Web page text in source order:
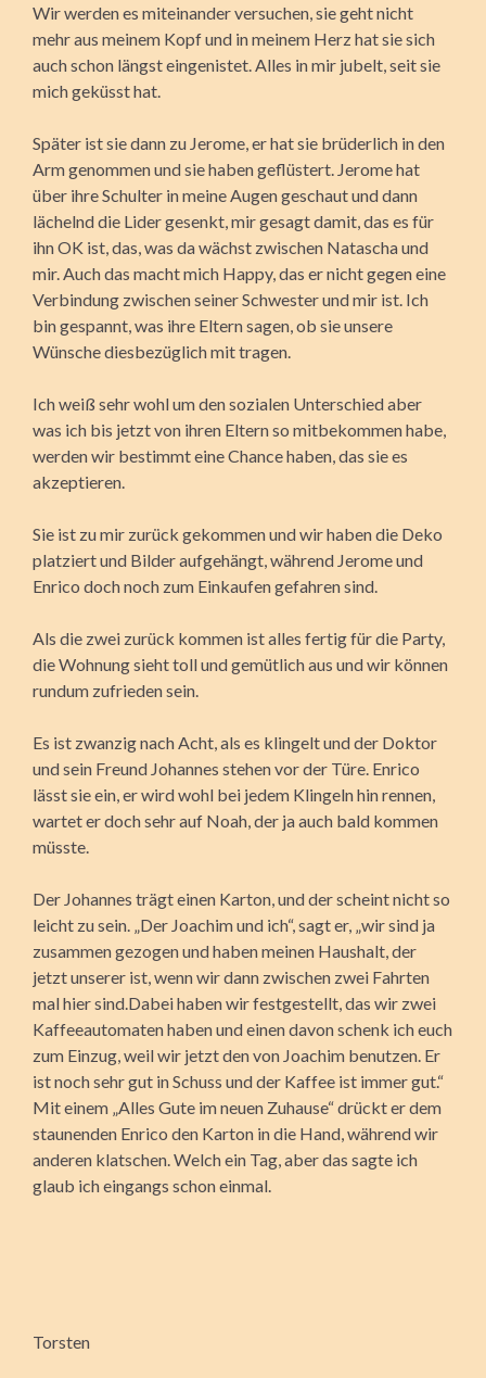
Wir werden es miteinander versuchen, sie geht nicht
mehr aus meinem Kopf und in meinem Herz hat sie sich
auch schon längst eingenistet. Alles in mir jubelt, seit sie
mich geküsst hat.
Später ist sie dann zu Jerome, er hat sie brüderlich in den
Arm genommen und sie haben geflüstert. Jerome hat
über ihre Schulter in meine Augen geschaut und dann
lächelnd die Lider gesenkt, mir gesagt damit, das es für
ihn OK ist, das, was da wächst zwischen Natascha und
mir. Auch das macht mich Happy, das er nicht gegen eine
Verbindung zwischen seiner Schwester und mir ist. Ich
bin gespannt, was ihre Eltern sagen, ob sie unsere
Wünsche diesbezüglich mit tragen.
Ich weiß sehr wohl um den sozialen Unterschied aber
was ich bis jetzt von ihren Eltern so mitbekommen habe,
werden wir bestimmt eine Chance haben, das sie es
akzeptieren.
Sie ist zu mir zurück gekommen und wir haben die Deko
platziert und Bilder aufgehängt, während Jerome und
Enrico doch noch zum Einkaufen gefahren sind.
Als die zwei zurück kommen ist alles fertig für die Party,
die Wohnung sieht toll und gemütlich aus und wir können
rundum zufrieden sein.
Es ist zwanzig nach Acht, als es klingelt und der Doktor
und sein Freund Johannes stehen vor der Türe. Enrico
lässt sie ein, er wird wohl bei jedem Klingeln hin rennen,
wartet er doch sehr auf Noah, der ja auch bald kommen
müsste.
Der Johannes trägt einen Karton, und der scheint nicht so
leicht zu sein. „Der Joachim und ich“, sagt er, „wir sind ja
zusammen gezogen und haben meinen Haushalt, der
jetzt unserer ist, wenn wir dann zwischen zwei Fahrten
mal hier sind.Dabei haben wir festgestellt, das wir zwei
Kaffeeautomaten haben und einen davon schenk ich euch
zum Einzug, weil wir jetzt den von Joachim benutzen. Er
ist noch sehr gut in Schuss und der Kaffee ist immer gut.“
Mit einem „Alles Gute im neuen Zuhause“ drückt er dem
staunenden Enrico den Karton in die Hand, während wir
anderen klatschen. Welch ein Tag, aber das sagte ich
glaub ich eingangs schon einmal.
Torsten